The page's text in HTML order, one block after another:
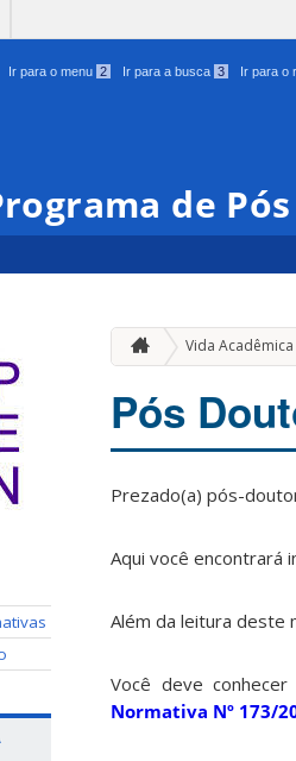
Ir para o menu 2 Ir para a busca 3 Ir para o
de
Vida Acadêmica
Pós
Prezado(a) pós-
Aqui você encontrará
Além da leitura deste
Você deve
Normativa Nº 173/